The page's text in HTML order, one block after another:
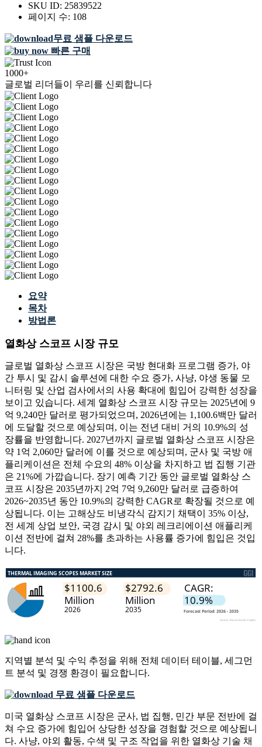
SKU ID: 25839522
페이지 수: 108
무료 샘플 다운로드
빠른 구매
1000+
글로벌 리더들이 우리를 신뢰합니다
요약
목차
방법론
열화상 스코프 시장 규모
글로벌 열화상 스코프 시장은 국방 현대화 프로그램 증가, 야
간 투시 및 감시 솔루션에 대한 수요 증가, 사냥, 야생 동물 모
니터링 및 산업 검사에서의 사용 확대에 힘입어 강력한 성장을
보이고 있습니다. 세계 열화상 스코프 시장 규모는 2025년에 9
억 9,240만 달러로 평가되었으며, 2026년에는 1,100.6백만 달러
에 도달할 것으로 예상되며, 이는 전년 대비 거의 10.9%의 성
장률을 반영합니다. 2027년까지 글로벌 열화상 스코프 시장은
약 1억 2,060만 달러에 이를 것으로 예상되며, 군사 및 국방 애
플리케이션은 전체 수요의 48% 이상을 차지하고 법 집행 기관
은 21%에 가깝습니다. 장기 예측 기간 동안 글로벌 열화상 스
코프 시장은 2035년까지 2억 7억 9,260만 달러로 급증하여
2026~2035년 동안 10.9%의 강력한 CAGR로 확장될 것으로 예
상됩니다. 이는 고해상도 비냉각식 감지기 채택이 35% 이상,
전 세계 상업 보안, 국경 감시 및 야외 레크리에이션 애플리케
이션 전반에 걸쳐 28%를 초과하는 사용률 증가에 힘입은 것입
니다.
지역별 분석 및 수익 추정을 위해 전체 데이터 테이블, 세그먼
트 분석 및 경쟁 환경이 필요합니다.
무료 샘플 다운로드
미국 열화상 스코프 시장은 군사, 법 집행, 민간 부문 전반에 걸
쳐 수요 증가에 힘입어 상당한 성장을 경험할 것으로 예상됩니
다. 사냥, 야외 활동, 수색 및 구조 작업을 위한 열화상 기술 채